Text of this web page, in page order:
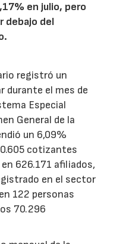
en julio, pero
debajo del
registró un
durante el mes de
Especial
General de la
un 6,09%
cotizantes
626.171 afiliados,
en el sector
122 personas
70.296